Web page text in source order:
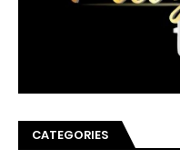
CATEGORIES